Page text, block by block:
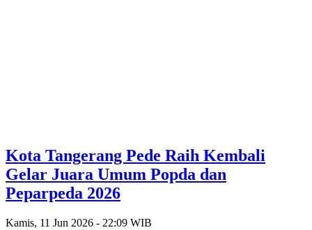
Kota Tangerang Pede Raih Kembali
Gelar Juara Umum Popda dan
Peparpeda 2026
Kamis, 11 Jun 2026 - 22:09 WIB